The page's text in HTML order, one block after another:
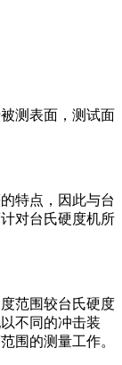
测表面，测试面
特点，因此与台
对台氏硬度机所
范围较台氏硬度
不同的冲击装
围的测量工作。